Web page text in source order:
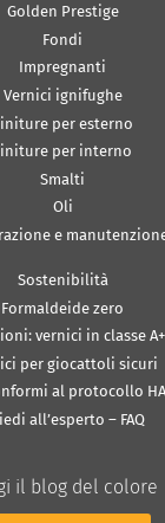
Golden Prestige
Fondi
Impregnanti
Vernici ignifughe
per esterno
per interno
Smalti
Oli
e
Sostenibilità
Formaldeide zero
vernici in classe A+
per giocattoli sicuri
al protocollo
all’esperto – FAQ
il blog del colore